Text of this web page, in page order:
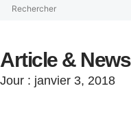
Article & News
Jour : janvier 3, 2018